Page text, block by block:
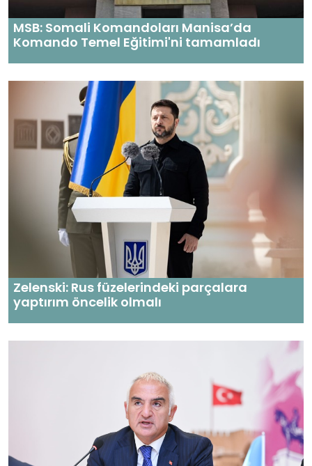
MSB: Somali Komandoları Manisa’da
Komando Temel Eğitimi'ni tamamladı
Zelenski: Rus füzelerindeki parçalara
yaptırım öncelik olmalı